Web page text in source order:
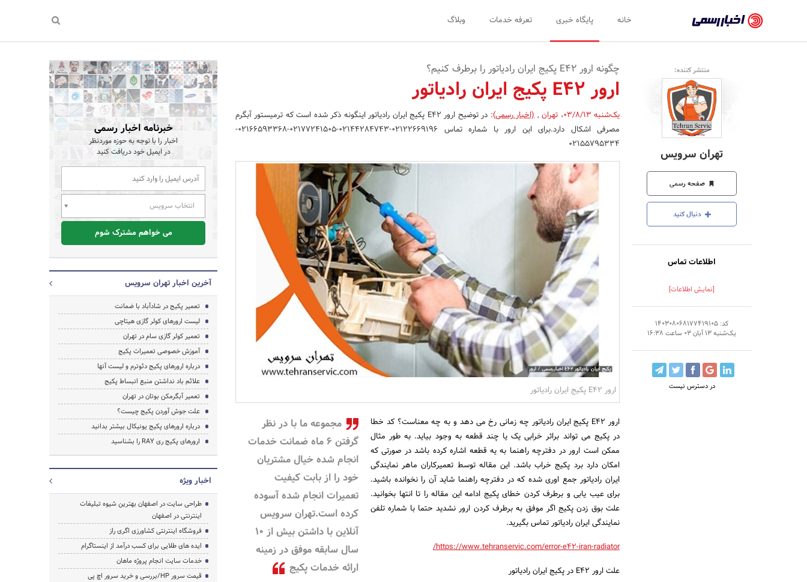
رسمی
-
اخبار
تایید
شده
شرکت‌ها،
سازمان‌ها
و
روابط
عمومی‌ها
خانه پایگاه خبری تعرفه خدمات وبلاگ
منتشر کننده:
تهران سرویس
صفحه رسمی
دنبال کنید
اطلاعات تماس
[نمایش اطلاعات]
کد: 140308068177419105
یک‌شنبه 13 آبان 03 ساعت 16:38
در دسترس نیست
چگونه ارور E42 پکیج ایران رادیاتور را برطرف کنیم؟
ارور E42 پکیج ایران رادیاتور
یک‌شنبه 03/8/13 ، تهران ,(اخبار رسمی):
در توضیح ارور E42 پکیج ایران رادیاتور اینگونه ذکر شده است که ترمیستور آبگرم
مصرفی اشکال دارد.برای این ارور با شماره تماس 02122669196-02144284743-02177241505-02166593368-
02155795334
ارور E42 پکیج ایران رادیاتور
مجموعه ما با در نظر
گرفتن ۶ ماه ضمانت خدمات
انجام شده خیال مشتریان
خود را از بابت کیفیت
تعمیرات انجام شده آسوده
کرده است.تهران سرویس
آنلاین با داشتن بیش از ۱۰
سال سابقه موفق در زمینه
ارائه خدمات پکیج
ارور E42 پکیج ایران رادیاتور چه زمانی رخ می دهد و به چه معناست؟ کد خطا
در پکیج می تواند براثر خرابی یک یا چند قطعه به وجود بیاید. به طور مثال
ممکن است ارور در دفترچه راهنما به یه قطعه اشاره کرده باشد در صورتی که
امکان دارد برد پکیج خراب باشد. این مقاله توسط تعمیرکاران ماهر نمایندگی
ایران رادیاتور جمع اوری شده که در دفترچه راهنما شاید آن را نخوانده باشید.
برای عیب یابی و برطرف کردن خطای پکیج ادامه این مقاله را تا انتها بخوانید.
علت بوق زدن پکیج اگر موفق به برطرف کردن ارور نشدید حتما با شماره تلفن
نمایندگی ایران رادیاتور تماس بگیرید.
https://www.tehranservic.com/error-e42-iran-radiator/
علت ارور E42 در پکیج ایران رادیاتور
خبرنامه اخبار رسمی
اخبار را با توجه به حوزه موردنظر
در ایمیل خود دریافت کنید
انتخاب سرویس
می خواهم مشترک شوم
آخرین اخبار تهران سرویس
تعمیر پکیج در شادآباد با ضمانت
لیست ارورهای کولر گازی هیتاچی
تعمیر کولر گازی سام در تهران
آموزش خصوصی تعمیرات پکیج
درباره ارورهای پکیج دئوترم و لیست آنها
علائم باد نداشتن منبع انبساط پکیج
تعمیر آبگرمکن بوتان در تهران
علت جوش آوردن پکیج چیست؟
درباره ارورهای پکیج یونیکال بیشتر بدانید
ارورهای پکیج ری RAY را بشناسید
اخبار ویژه
طراحی سایت در اصفهان بهترین شیوه تبلیغات
اینترنتی در اصفهان
فروشگاه اینترنتی کشاورزی اگری راز
ایده های طلایی برای کسب درآمد از اینستاگرام
خدمات سایت انجام پروژه ماهان
قیمت سرور HP/بررسی و خرید سرور اچ پی